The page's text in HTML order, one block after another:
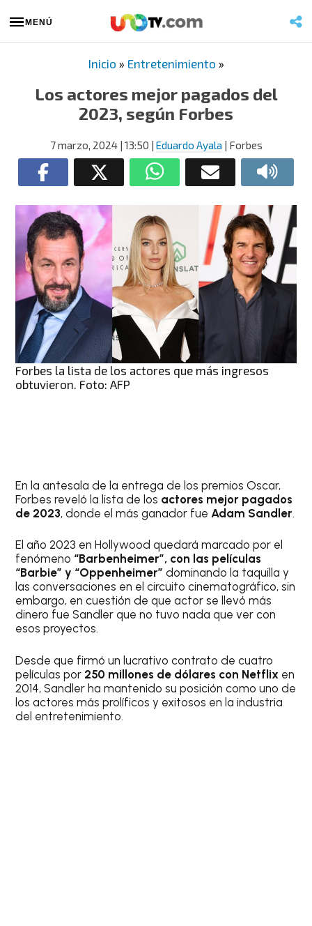
MENÚ
Inicio » Entretenimiento »
Los actores mejor pagados del
2023, según Forbes
7 marzo, 2024| 13:50 | Eduardo Ayala | Forbes
Forbes la lista de los actores que más ingresos
obtuvieron. Foto: AFP
En la antesala de la entrega de los premios Oscar,
Forbes reveló la lista de los actores mejor pagados
de 2023, donde el más ganador fue Adam Sandler.
El año 2023 en Hollywood quedará marcado por el
fenómeno “Barbenheimer”, con las películas
“Barbie” y “Oppenheimer” dominando la taquilla y
las conversaciones en el circuito cinematográfico, sin
embargo, en cuestión de que actor se llevó más
dinero fue Sandler que no tuvo nada que ver con
esos proyectos.
Desde que firmó un lucrativo contrato de cuatro
películas por 250 millones de dólares con Netflix en
2014, Sandler ha mantenido su posición como uno de
los actores más prolíficos y exitosos en la industria
del entretenimiento.